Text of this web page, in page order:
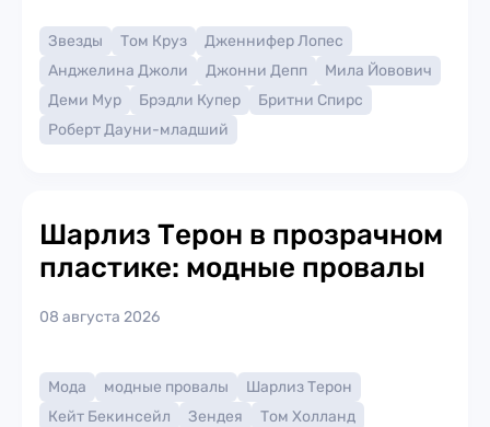
Звезды Том Круз
Дженнифер Лопес
Анджелина Джоли
Джонни Депп
Мила Йовович
Деми Мур
Брэдли Купер
Бритни Спирс
Роберт Дауни-младший
Шарлиз Терон в прозрачном
пластике: модные провалы
08 августа 2026
Мода модные провалы
Шарлиз Терон
Кейт Бекинсейл
Зендея
Том Холланд